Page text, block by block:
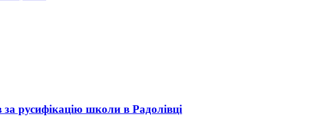
русифікацію школи в Радолівці